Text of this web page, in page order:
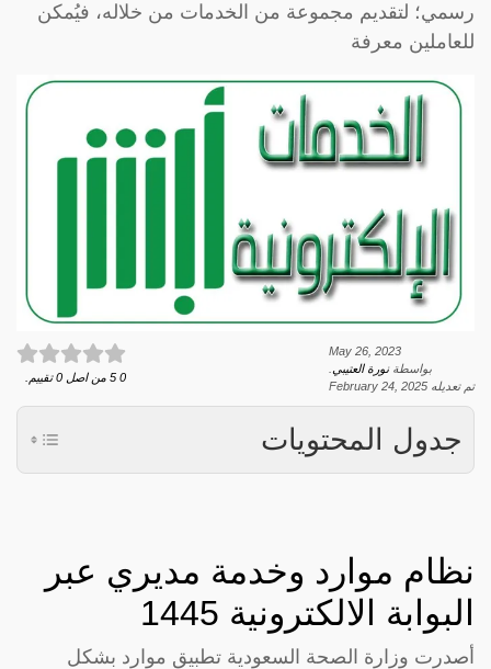
رسمي؛ لتقديم مجموعة من الخدمات من خلاله، فيُمكن
للعاملين معرفة
May 26, 2023
بواسطةنورة العتيبي
تم تعديله February 24, 2025
0
5 من اصل 0 تقييم.
جدول المحتويات
نظام موارد وخدمة مديري عبر
البوابة الالكترونية 1445
أصدرت وزارة الصحة السعودية تطبيق موارد بشكل